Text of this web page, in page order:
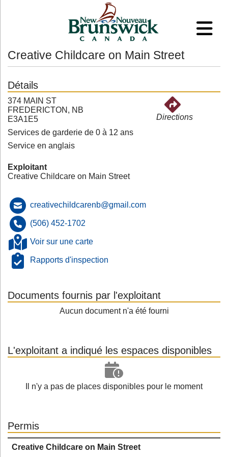
Creative Childcare on Main Street
Détails
374 MAIN ST
FREDERICTON, NB
E3A1E5
Directions
Services de garderie de 0 à 12 ans
Service en anglais
Exploitant
Creative Childcare on Main Street
creativechildcarenb@gmail.com
(506) 452-1702
Voir sur une carte
Rapports d'inspection
Documents fournis par l'exploitant
Aucun document n'a été fourni
L'exploitant a indiqué les espaces disponibles
Il n'y a pas de places disponibles pour le moment
Permis
Creative Childcare on Main Street